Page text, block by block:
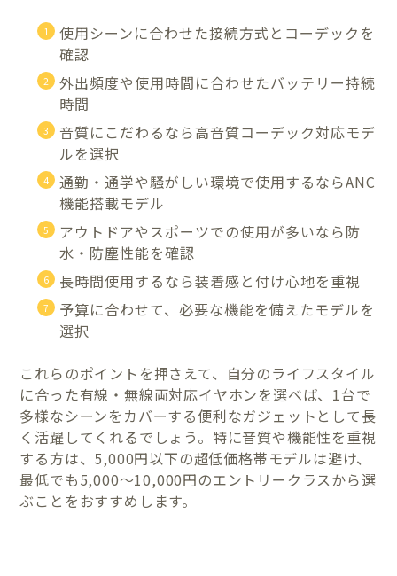
使用シーンに合わせた接続方式とコーデックを
確認
外出頻度や使用時間に合わせたバッテリー持続
時間
音質にこだわるなら高音質コーデック対応モデ
ルを選択
通勤・通学や騒がしい環境で使用するならANC
機能搭載モデル
アウトドアやスポーツでの使用が多いなら防
水・防塵性能を確認
長時間使用するなら装着感と付け心地を重視
予算に合わせて、必要な機能を備えたモデルを
選択
これらのポイントを押さえて、自分のライフスタイル
に合った有線・無線両対応イヤホンを選べば、1台で
多様なシーンをカバーする便利なガジェットとして長
く活躍してくれるでしょう。特に音質や機能性を重視
する方は、5,000円以下の超低価格帯モデルは避け、
最低でも5,000〜10,000円のエントリークラスから選
ぶことをおすすめします。